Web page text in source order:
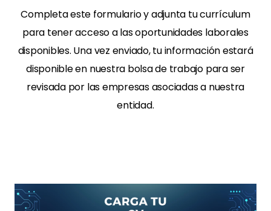
Completa este formulario y adjunta tu currículum
para tener acceso a las oportunidades laborales
disponibles. Una vez enviado, tu información estará
disponible en nuestra bolsa de trabajo para ser
revisada por las empresas asociadas a nuestra
entidad.